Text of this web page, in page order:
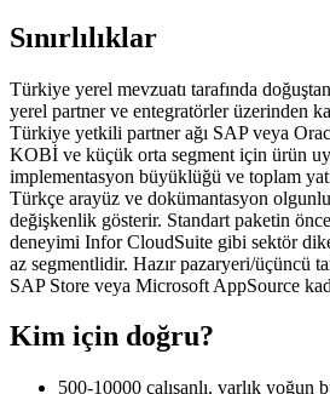
Sınırlılıklar
Türkiye yerel mevzuatı tarafında
yerel partner ve entegratörler üzerinden
Türkiye yetkili partner ağı SAP veya
KOBİ ve küçük orta segment için ürün
implementasyon büyüklüğü ve toplam
Türkçe arayüz ve dokümantasyon
değişkenlik gösterir. Standart paketin
deneyimi Infor CloudSuite gibi sektör
az segmentlidir. Hazır pazaryeri/üçüncü
SAP Store veya Microsoft AppSource
Kim için doğru?
500-10000 çalışanlı, varlık yoğun